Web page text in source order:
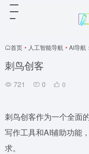
首页 • 人工智能导航 • AI导航
刺鸟创客
721 0 0
刺鸟创客作为一个全面
写作工具和AI辅助功能
求。